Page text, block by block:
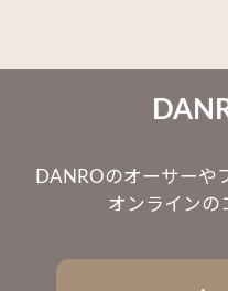
DANROのオーサーや
オンラインの